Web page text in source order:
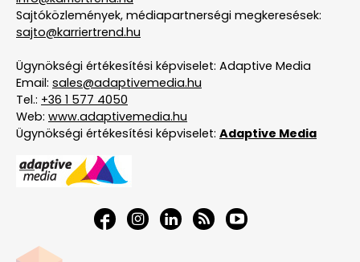
Sajtóközlemények, médiapartnerségi megkeresések:
sajto@karriertrend.hu
Ügynökségi értékesítési képviselet: Adaptive Media
Email: sales@adaptivemedia.hu
Tel.: +36 1 577 4050
Web: www.adaptivemedia.hu
Ügynökségi értékesítési képviselet: Adaptive Media